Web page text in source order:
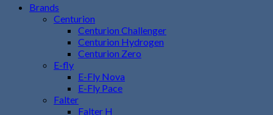
Brands
Centurion
Centurion Challenger
Centurion Hydrogen
Centurion Zero
E-fly
E-Fly Nova
E-Fly Pace
Falter
Falter H